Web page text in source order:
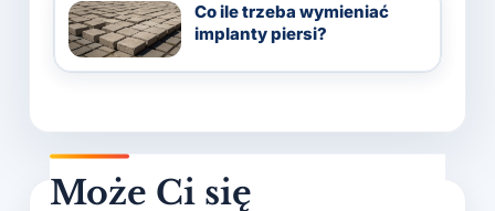
Co ile trzeba wymieniać
implanty piersi?